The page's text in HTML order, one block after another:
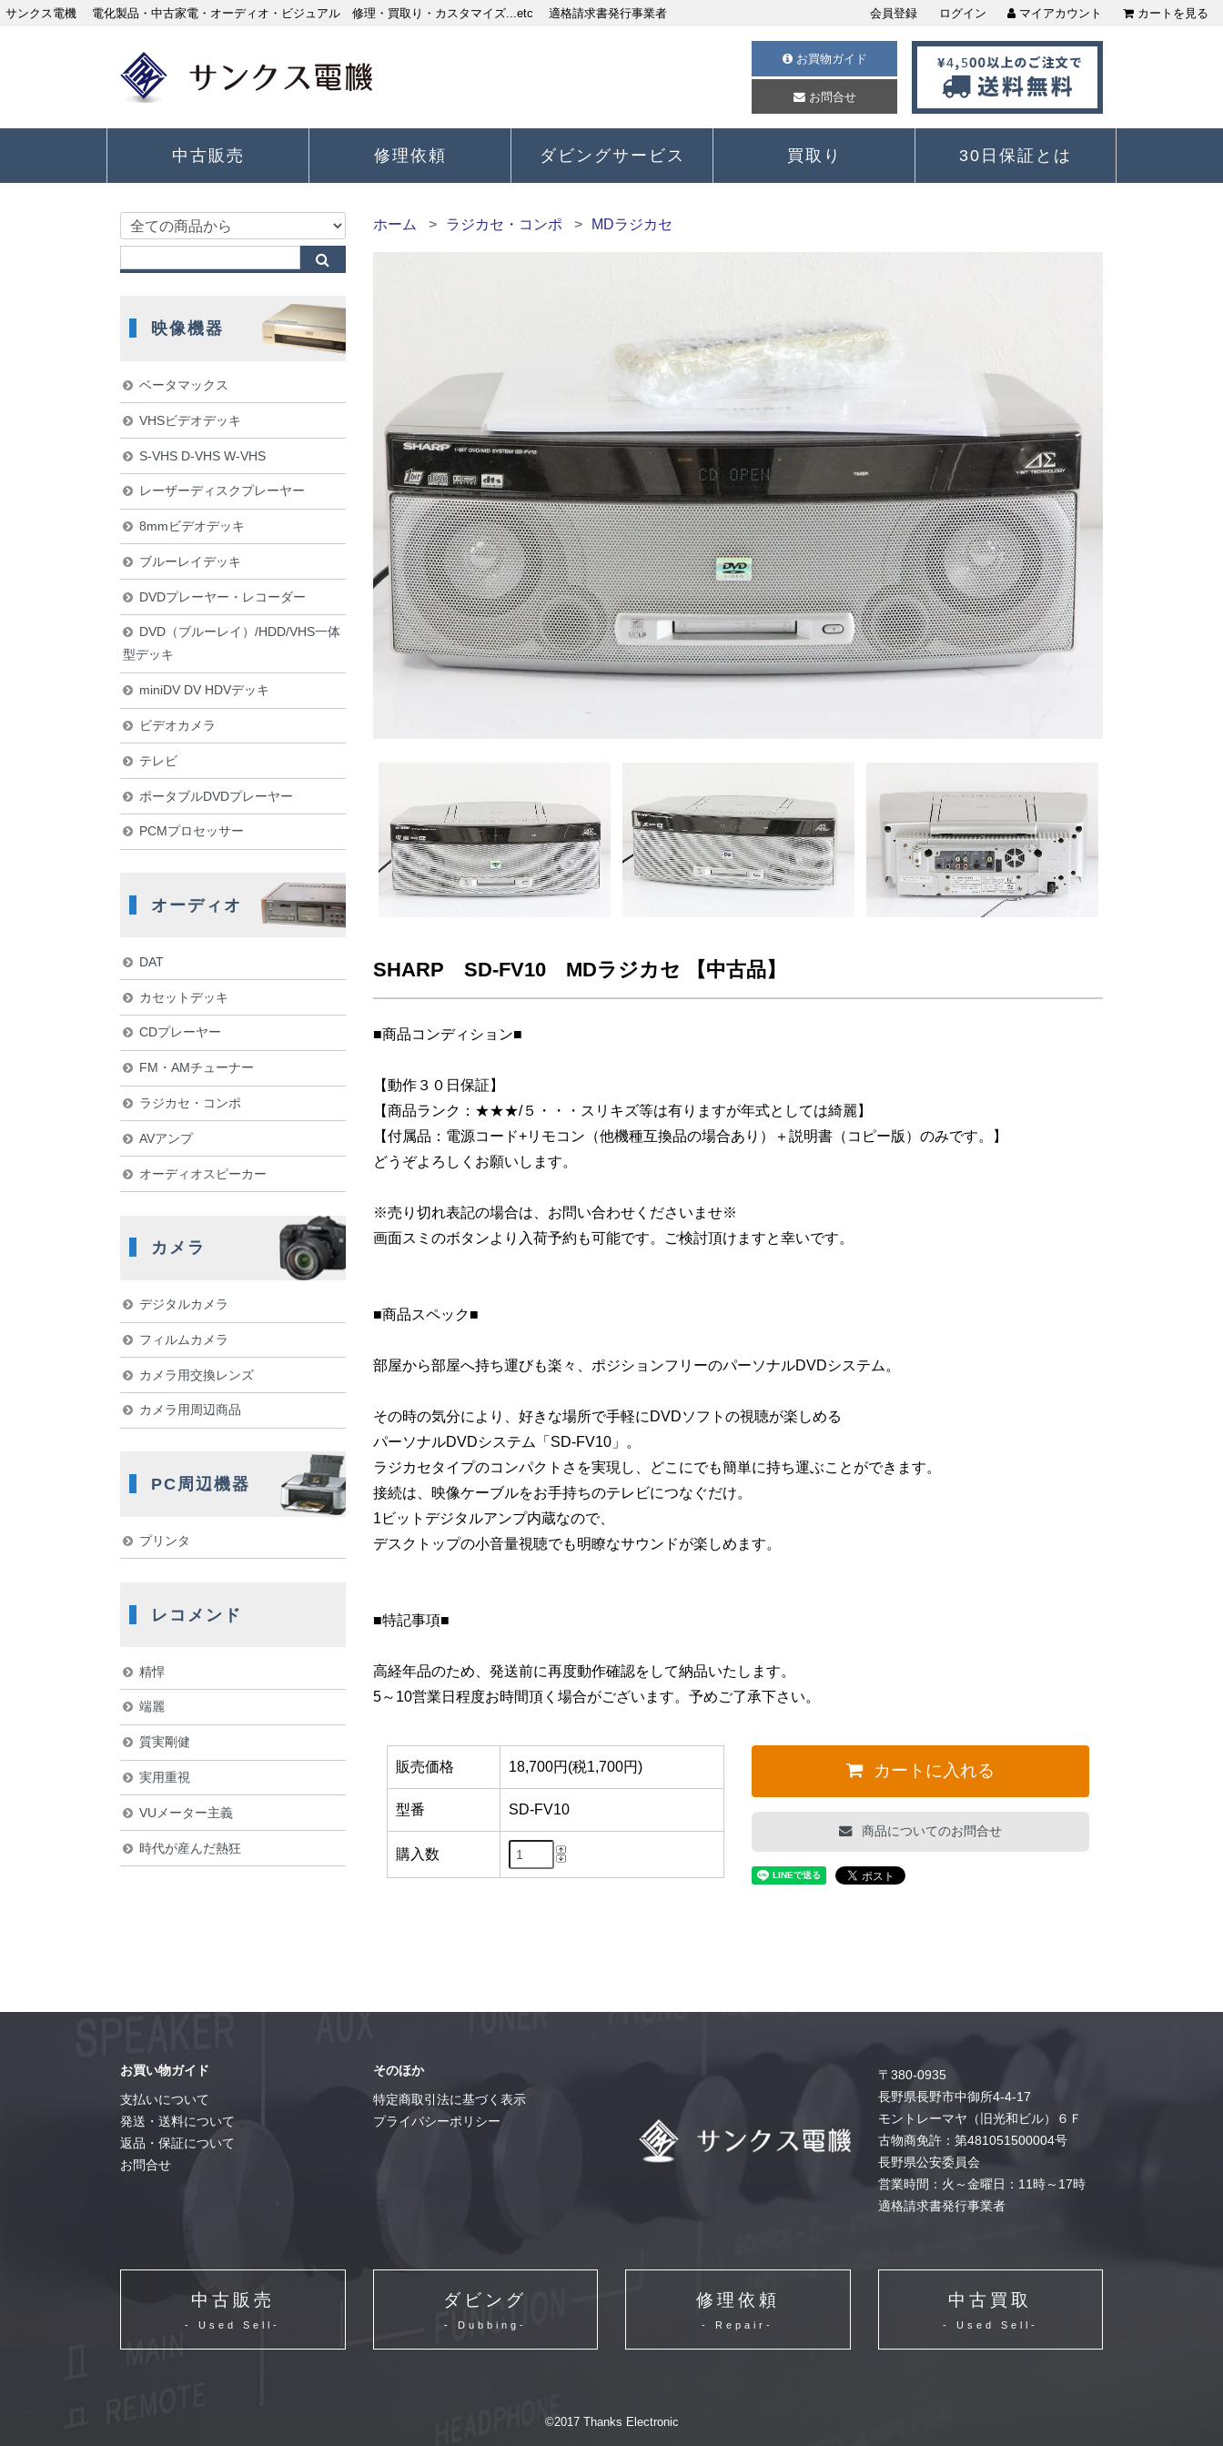
サンクス電機 電化製品・中古家電・オーディオ・ビジュアル 修理・買取り・カスタマイズ...etc 適格請求書発行事業者 会員登録 ログイン マイアカウント カートを見る
お買物ガイド
お問合せ
中古販売 修理依頼 ダビングサービス 買取り 30日保証とは
ホーム ラジカセ・コンポ MDラジカセ
SHARP SD-FV10 MDラジカセ 【中古品】
■商品コンディション■
【動作３０日保証】
【商品ランク：★★★/５・・・スリキズ等は有りますが年式としては綺麗】
【付属品：電源コード+リモコン（他機種互換品の場合あり）＋説明書（コピー版）のみです。】
どうぞよろしくお願いします。
※売り切れ表記の場合は、お問い合わせくださいませ※
画面スミのボタンより入荷予約も可能です。ご検討頂けますと幸いです。
■商品スペック■
部屋から部屋へ持ち運びも楽々、ポジションフリーのパーソナルDVDシステム。
その時の気分により、好きな場所で手軽にDVDソフトの視聴が楽しめる
パーソナルDVDシステム「SD-FV10」。
ラジカセタイプのコンパクトさを実現し、どこにでも簡単に持ち運ぶことができます。
接続は、映像ケーブルをお手持ちのテレビにつなぐだけ。
1ビットデジタルアンプ内蔵なので、
デスクトップの小音量視聴でも明瞭なサウンドが楽しめます。
■特記事項■
高経年品のため、発送前に再度動作確認をして納品いたします。
5～10営業日程度お時間頂く場合がございます。予めご了承下さい。
販売価格 18,700円(税1,700円)
型番 SD-FV10
購入数
カートに入れる
商品についてのお問合せ
映像機器
ベータマックス
VHSビデオデッキ
S-VHS D-VHS W-VHS
レーザーディスクプレーヤー
8mmビデオデッキ
ブルーレイデッキ
DVDプレーヤー・レコーダー
DVD（ブルーレイ）/HDD/VHS一体
型デッキ
miniDV DV HDVデッキ
ビデオカメラ
テレビ
ポータブルDVDプレーヤー
PCMプロセッサー
オーディオ
DAT
カセットデッキ
CDプレーヤー
FM・AMチューナー
ラジカセ・コンポ
AVアンプ
オーディオスピーカー
カメラ
デジタルカメラ
フィルムカメラ
カメラ用交換レンズ
カメラ用周辺商品
PC周辺機器
プリンタ
レコメンド
精悍
端麗
質実剛健
実用重視
VUメーター主義
時代が産んだ熱狂
お買い物ガイド
支払いについて
発送・送料について
返品・保証について
お問合せ
そのほか
特定商取引法に基づく表示
プライバシーポリシー
〒380-0935
長野県長野市中御所4-4-17
モントレーマヤ（旧光和ビル）６Ｆ
古物商免許：第481051500004号
長野県公安委員会
営業時間：火～金曜日：11時～17時
適格請求書発行事業者
中古販売
- Used Sell-
ダビング
- Dubbing-
修理依頼
- Repair-
中古買取
- Used Sell-
©2017 Thanks Electronic